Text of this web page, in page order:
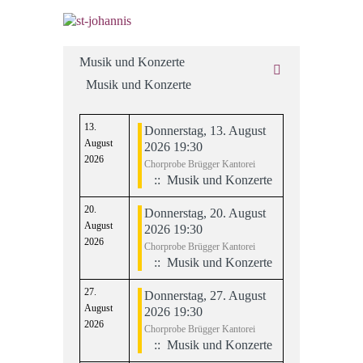
Musik und Konzerte
Musik und Konzerte
13.
August
2026
Donnerstag, 13. August
2026 19:30
Chorprobe Brügger Kantorei
:: Musik und Konzerte
20.
August
2026
Donnerstag, 20. August
2026 19:30
Chorprobe Brügger Kantorei
:: Musik und Konzerte
27.
August
2026
Donnerstag, 27. August
2026 19:30
Chorprobe Brügger Kantorei
:: Musik und Konzerte